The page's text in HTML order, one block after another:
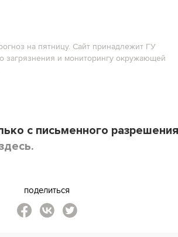
на пятницу. Сайт принадлежит ГУ
загрязнения и мониторингу окружающей
с письменного разрешения
поделиться